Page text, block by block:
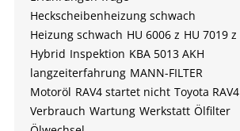
Heckscheibenheizung schwach
Heizung schwach HU 6006 z HU 7019 z
Hybrid Inspektion KBA 5013 AKH
langzeiterfahrung MANN-FILTER
Motoröl RAV4 startet nicht Toyota RAV4
Verbrauch Wartung Werkstatt Ölfilter